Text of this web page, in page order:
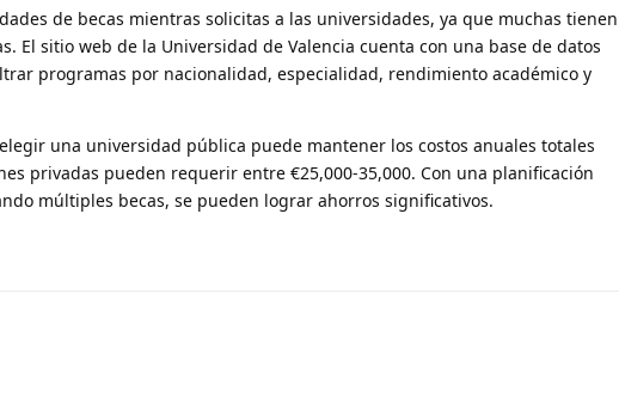
de becas mientras solicitas a las universidades, ya que muchas tienen
El sitio web de la Universidad de Valencia cuenta con una base de datos
programas por nacionalidad, especialidad, rendimiento académico y
una universidad pública puede mantener los costos anuales totales
privadas pueden requerir entre €25,000-35,000. Con una planificación
múltiples becas, se pueden lograr ahorros significativos.